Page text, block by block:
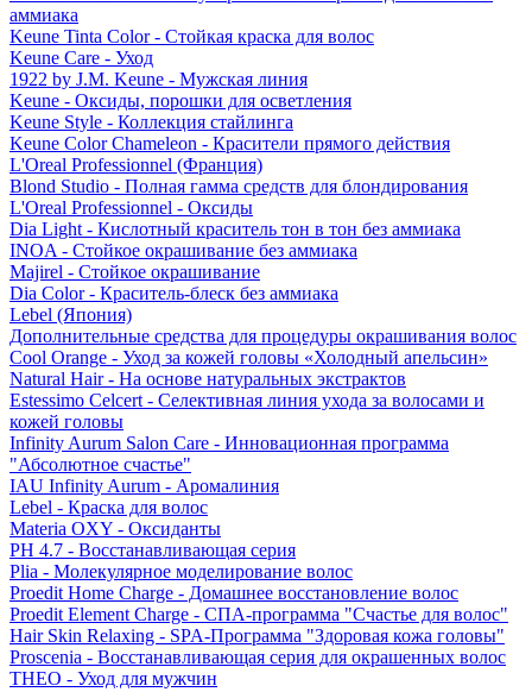
аммиака
Keune Tinta Color - Стойкая краска для волос
Keune Care - Уход
1922 by J.M. Keune - Мужская линия
Keune - Оксиды, порошки для осветления
Keune Style - Коллекция стайлинга
Keune Color Chameleon - Красители прямого действия
L'Oreal Professionnel (Франция)
Blond Studio - Полная гамма средств для блондирования
L'Oreal Professionnel - Оксиды
Dia Light - Кислотный краситель тон в тон без аммиака
INOA - Стойкое окрашивание без аммиака
Majirel - Стойкое окрашивание
Dia Color - Краситель-блеск без аммиака
Lebel (Япония)
Дополнительные средства для процедуры окрашивания волос
Cool Orange - Уход за кожей головы «Холодный апельсин»
Natural Hair - На основе натуральных экстрактов
Estessimo Celcert - Селективная линия ухода за волосами и
кожей головы
Infinity Aurum Salon Care - Инновационная программа
"Абсолютное счастье"
IAU Infinity Aurum - Аромалиния
Lebel - Краска для волос
Materia OXY - Оксиданты
PH 4.7 - Восстанавливающая серия
Plia - Молекулярное моделирование волос
Proedit Home Charge - Домашнее восстановление волос
Proedit Element Charge - СПА-программа "Счастье для волос"
Hair Skin Relaxing - SPA-Программа "Здоровая кожа головы"
Proscenia - Восстанавливающая серия для окрашенных волос
THEO - Уход для мужчин